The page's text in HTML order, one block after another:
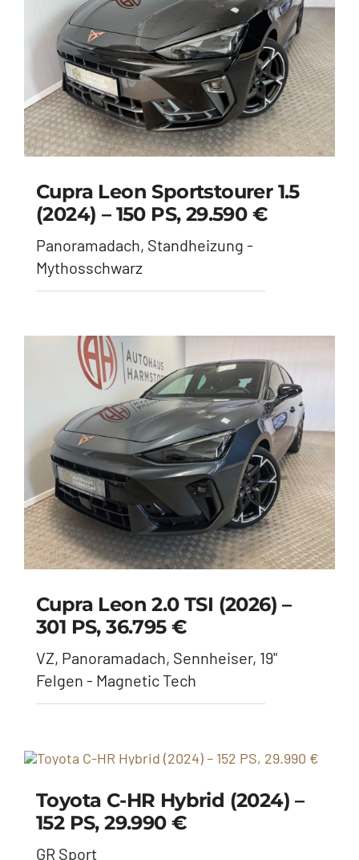
Cupra Leon Sportstourer 1.5
(2024) – 150 PS, 29.590 €
Panoramadach, Standheizung -
Mythosschwarz
Cupra Leon 2.0 TSI (2026) –
301 PS, 36.795 €
VZ, Panoramadach, Sennheiser, 19"
Felgen - Magnetic Tech
Toyota C-HR Hybrid (2024) –
152 PS, 29.990 €
GR Sport